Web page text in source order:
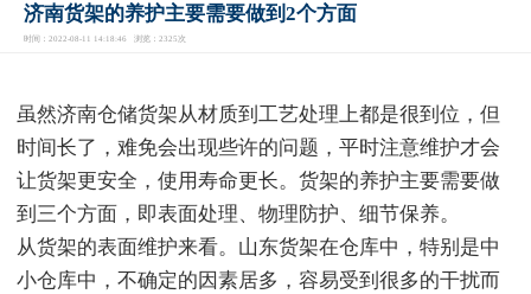
济南货架的养护主要需要做到2个方面
时间：2022-08-11 14:18:46 浏览：2325次
虽然济南仓储货架从材质到工艺处理上都是很到位，但
时间长了，难免会出现些许的问题，平时注意维护才会
让货架更安全，使用寿命更长。货架的养护主要需要做
到三个方面，即表面处理、物理防护、细节保养。
从货架的表面维护来看。山东货架在仓库中，特别是中
小仓库中，不确定的因素居多，容易受到很多的干扰而